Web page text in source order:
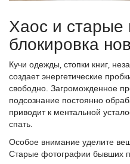
Хаос и
блокировка
Кучи одежды, стопки книг,
создает энергетические
свободно. Загроможденное
подсознание постоянно
приводит к ментальной
спать.
Особое внимание уделите
Старые фотографии бывших